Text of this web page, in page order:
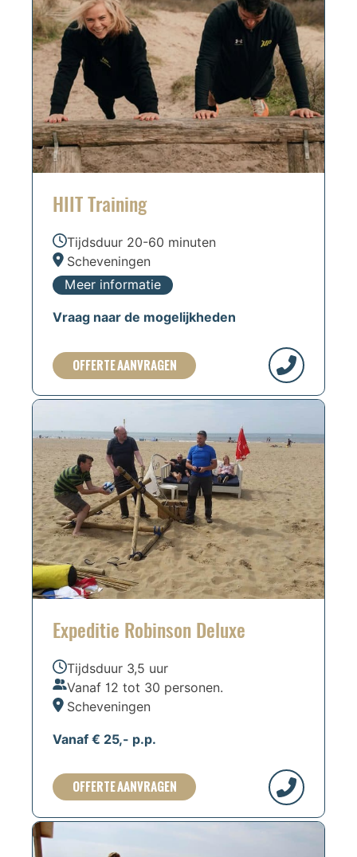
HIIT Training
Tijdsduur 20-60 minuten
Scheveningen
Meer informatie
Vraag naar de mogelijkheden
OFFERTE AANVRAGEN
Expeditie Robinson Deluxe
Tijdsduur 3,5 uur
Vanaf 12 tot 30 personen.
Scheveningen
Vanaf € 25,- p.p.
OFFERTE AANVRAGEN